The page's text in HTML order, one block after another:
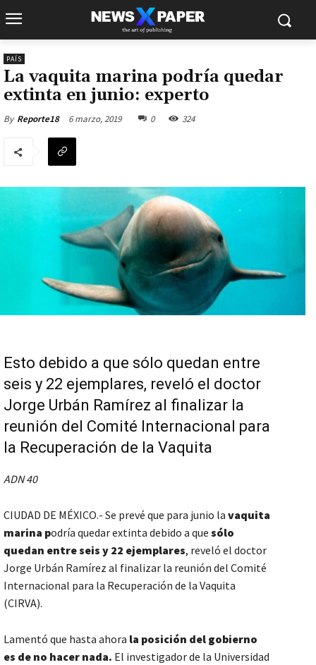
PAÍS
La vaquita marina podría quedar
extinta en junio: experto
By Reporte18 6 marzo, 2019 0 324
Esto debido a que sólo quedan entre
seis y 22 ejemplares, reveló el doctor
Jorge Urbán Ramírez al finalizar la
reunión del Comité Internacional para
la Recuperación de la Vaquita
ADN 40
CIUDAD DE MÉXICO.- Se prevé que para junio la vaquita
marina podría quedar extinta debido a que sólo
quedan entre seis y 22 ejemplares, reveló el doctor
Jorge Urbán Ramírez al finalizar la reunión del Comité
Internacional para la Recuperación de la Vaquita
(CIRVA).
Lamentó que hasta ahora la posición del gobierno
es de no hacer nada. El investigador de la Universidad